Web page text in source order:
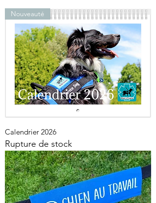
Nouveauté
Calendrier 2026
Rupture de stock